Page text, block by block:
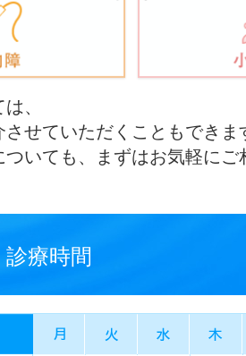
、
せていただくこともできま
ついても、まずはお気軽に
診療時間